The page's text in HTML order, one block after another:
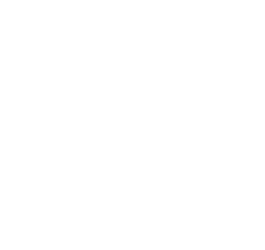
exstinxerunt impetum ignis,
gladii, convaluerunt de
sunt in bello, castra verterunt
acceperunt mulieres de
suos; alii autem distenti sunt,
redemptionem, ut meliorem
alii vero ludibria et verbera